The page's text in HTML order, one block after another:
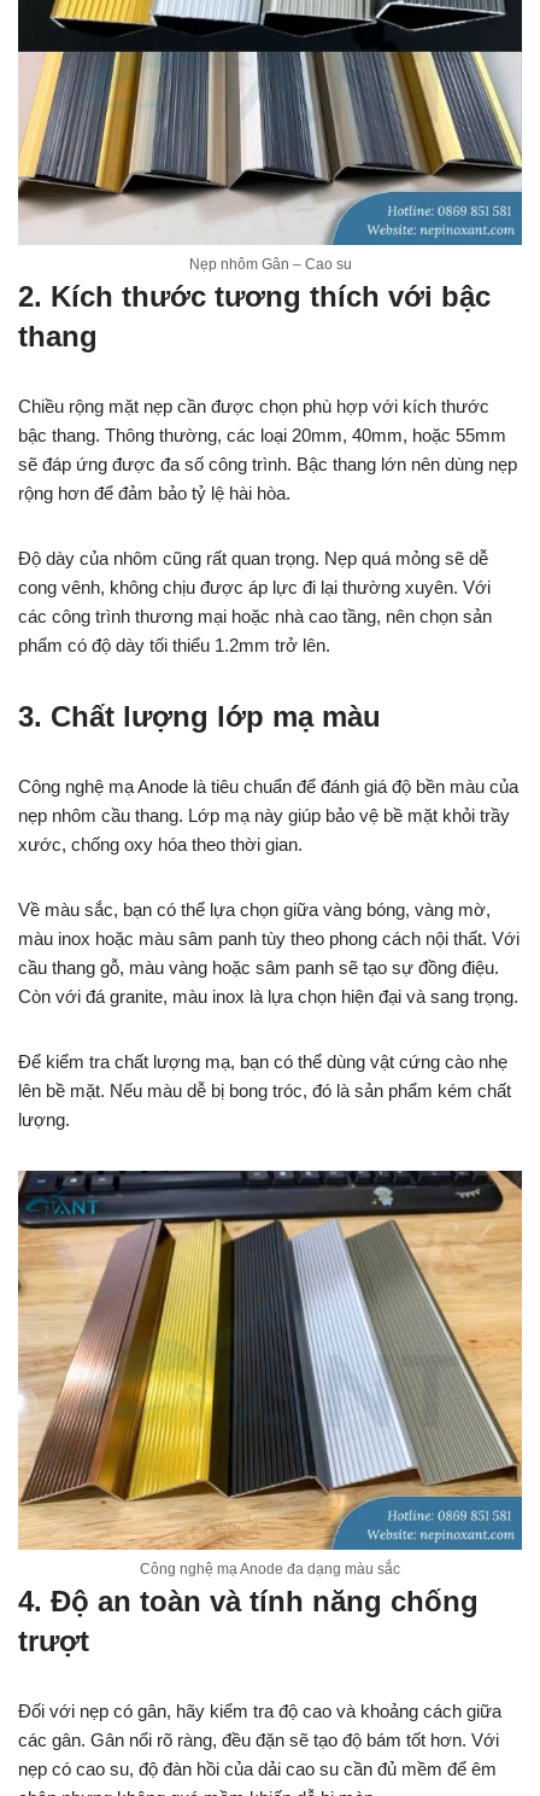
Nẹp nhôm Gân – Cao su
2. Kích thước tương thích với bậc
thang
Chiều rộng mặt nẹp cần được chọn phù hợp với kích thước
bậc thang. Thông thường, các loại 20mm, 40mm, hoặc 55mm
sẽ đáp ứng được đa số công trình. Bậc thang lớn nên dùng nẹp
rộng hơn để đảm bảo tỷ lệ hài hòa.
Độ dày của nhôm cũng rất quan trọng. Nẹp quá mỏng sẽ dễ
cong vênh, không chịu được áp lực đi lại thường xuyên. Với
các công trình thương mại hoặc nhà cao tầng, nên chọn sản
phẩm có độ dày tối thiểu 1.2mm trở lên.
3. Chất lượng lớp mạ màu
Công nghệ mạ Anode là tiêu chuẩn để đánh giá độ bền màu của
nẹp nhôm cầu thang. Lớp mạ này giúp bảo vệ bề mặt khỏi trầy
xước, chống oxy hóa theo thời gian.
Về màu sắc, bạn có thể lựa chọn giữa vàng bóng, vàng mờ,
màu inox hoặc màu sâm panh tùy theo phong cách nội thất. Với
cầu thang gỗ, màu vàng hoặc sâm panh sẽ tạo sự đồng điệu.
Còn với đá granite, màu inox là lựa chọn hiện đại và sang trọng.
Để kiểm tra chất lượng mạ, bạn có thể dùng vật cứng cào nhẹ
lên bề mặt. Nếu màu dễ bị bong tróc, đó là sản phẩm kém chất
lượng.
Công nghệ mạ Anode đa dạng màu sắc
4. Độ an toàn và tính năng chống
trượt
Đối với nẹp có gân, hãy kiểm tra độ cao và khoảng cách giữa
các gân. Gân nổi rõ ràng, đều đặn sẽ tạo độ bám tốt hơn. Với
nẹp có cao su, độ đàn hồi của dải cao su cần đủ mềm để êm